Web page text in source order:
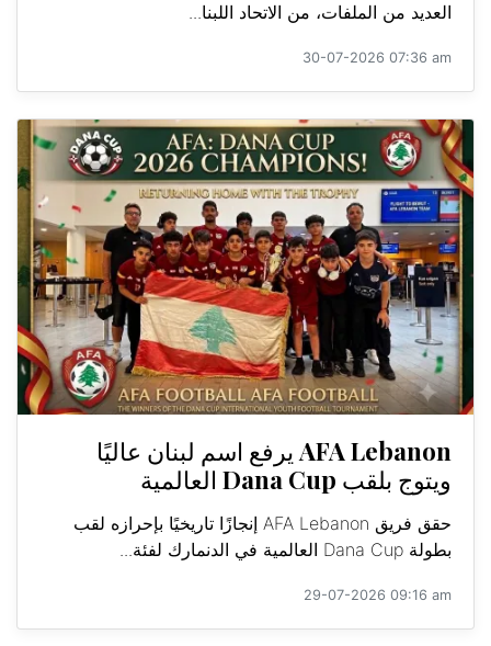
العديد من الملفات، من الاتحاد اللبنا...
30-07-2026 07:36 am
AFA Lebanon يرفع اسم لبنان عاليًا
ويتوج بلقب Dana Cup العالمية
حقق فريق AFA Lebanon إنجازًا تاريخيًا بإحرازه لقب
بطولة Dana Cup العالمية في الدنمارك لفئة...
29-07-2026 09:16 am